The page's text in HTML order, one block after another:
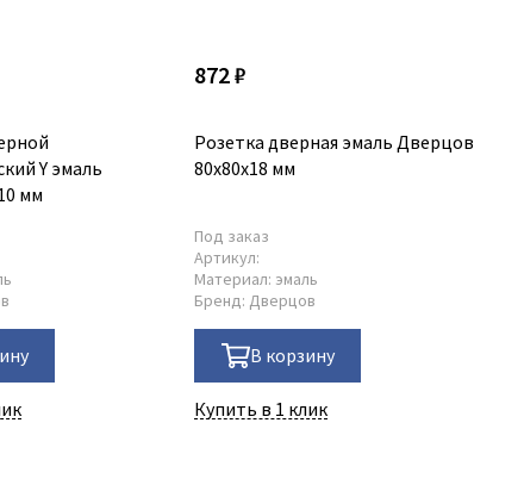
Y эмаль
мм
872 ₽
Розетка дверная эмаль Дверцов
80х80х18 мм
Под заказ
Артикул:
Материал: эмаль
Бренд: Дверцов
В корзину
Купить в 1 клик